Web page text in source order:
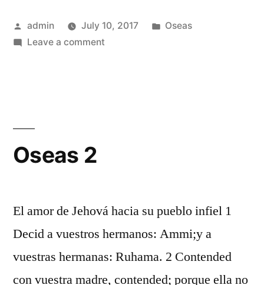
Posted
by
admin July 10, 2017
Posted
Oseas
Leave a commenton
Oseas 2
El amor de Jehová hacia su pueblo infiel 1
Decid a vuestros hermanos: Ammi;y a
vuestras hermanas: Ruhama. 2 Contended
con vuestra madre, contended; porque ella no